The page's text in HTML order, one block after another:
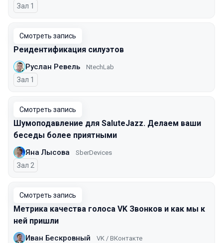
Зал 1
Смотреть запись
Реидентификация силуэтов
Руслан Ревель NtechLab
Зал 1
Смотреть запись
Шумоподавление для SaluteJazz. Делаем ваши
беседы более приятными
Яна Лысова SberDevices
Зал 2
Смотреть запись
Метрика качества голоса VK Звонков и как мы к
ней пришли
Иван Бескровный VK / ВКонтакте